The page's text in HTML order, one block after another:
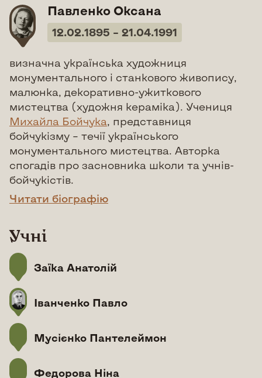
Павленко Оксана
12.02.1895 – 21.04.1991
визначна українська художниця
монументального і станкового живопису,
малюнка, декоративно-ужиткового
мистецтва (художня кераміка). Учениця
Михайла Бойчука, представниця
бойчукізму – течії українського
монументального мистецтва. Авторка
спогадів про засновника школи та учнів-
бойчукістів.
Читати біографію
Учні
Заїка Анатолій
Іванченко Павло
Мусієнко Пантелеймон
Федорова Ніна